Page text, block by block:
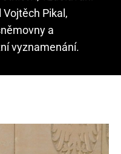
Vojtěch Pikal,
a
vyznamenání.